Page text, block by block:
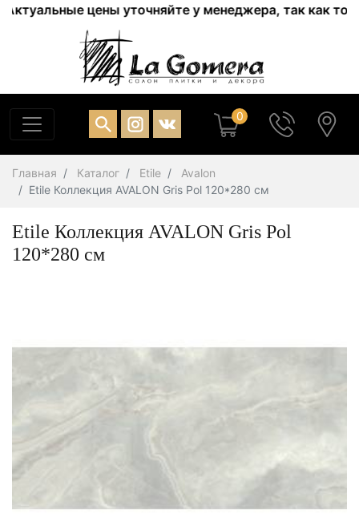
цены уточняйте у менеджера, так как товар
0
Главная Каталог Etile
Avalon
Etile Коллекция AVALON Gris Pol 120*280 см
Etile Коллекция AVALON Gris Pol
120*280 см